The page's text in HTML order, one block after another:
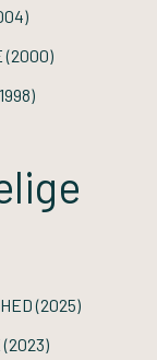
(2000)
(2025)
(2023)